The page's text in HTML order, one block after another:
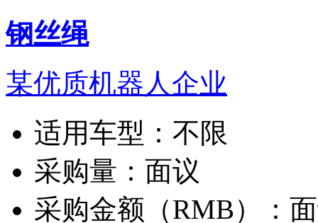
钢丝绳
某优质机器人企业
适用车型： 不限
采购量： 面议
采购金额（RMB）：